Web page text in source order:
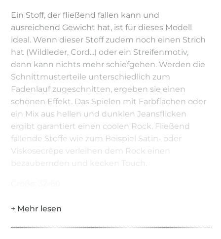
Ein Stoff, der fließend fallen kann und
ausreichend Gewicht hat, ist für dieses Modell
ideal. Wenn dieser Stoff zudem noch einen Strich
hat (Wildleder, Cord...) oder ein Streifenmotiv,
dann kann nichts mehr schiefgehen. Werden die
Schnittmusterteile unterschiedlich zum
Fadenlauf zugeschnitten, ergeben sie einen
schönen Effekt. Das Spielen mit Farbflächen oder
ein Mix aus hellen und dunklen Jeansflicken
ergibt garantiert einen coolen Rock. Fließend
fallende Stoffe wie zum Beispiel Satin- oder
Viskosecrêpe verleihen dem Rock einen
bezaubernden und kecken Touch.